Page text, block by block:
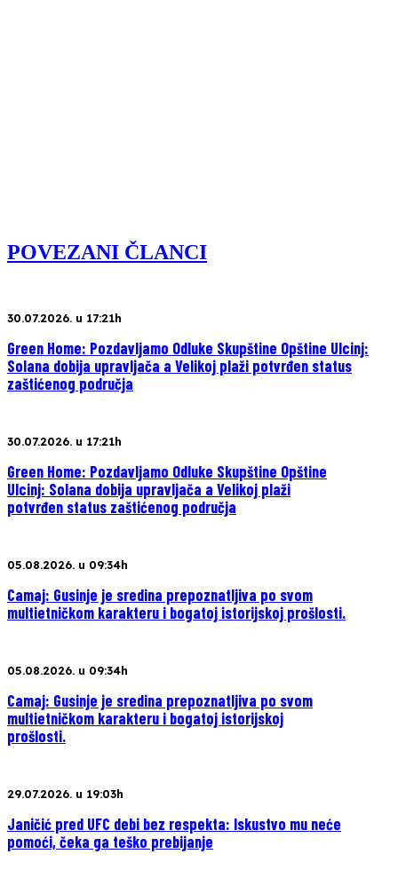
POVEZANI ČLANCI
30.07.2026. u 17:21h
Green Home: Pozdavljamo Odluke Skupštine Opštine Ulcinj:
Solana dobija upravljača a Velikoj plaži potvrđen status
zaštićenog područja
30.07.2026. u 17:21h
Green Home: Pozdavljamo Odluke Skupštine Opštine
Ulcinj: Solana dobija upravljača a Velikoj plaži
potvrđen status zaštićenog područja
05.08.2026. u 09:34h
Camaj: Gusinje je sredina prepoznatljiva po svom
multietničkom karakteru i bogatoj istorijskoj prošlosti.
05.08.2026. u 09:34h
Camaj: Gusinje je sredina prepoznatljiva po svom
multietničkom karakteru i bogatoj istorijskoj
prošlosti.
29.07.2026. u 19:03h
Janičić pred UFC debi bez respekta: Iskustvo mu neće
pomoći, čeka ga teško prebijanje